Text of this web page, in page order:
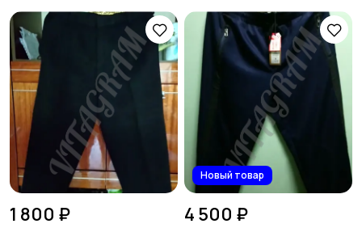
1 800 ₽
Новый товар
4 500 ₽